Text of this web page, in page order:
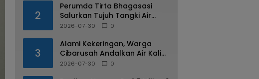
2
Perumda Tirta Bhagasasi
Salurkan Tujuh Tangki Air
Untuk Desa Yang Alami
2026-07-30 0
3
Alami Kekeringan, Warga
Cibarusah Andalkan Air Kali
dan Bantuan Tangki
2026-07-30 0